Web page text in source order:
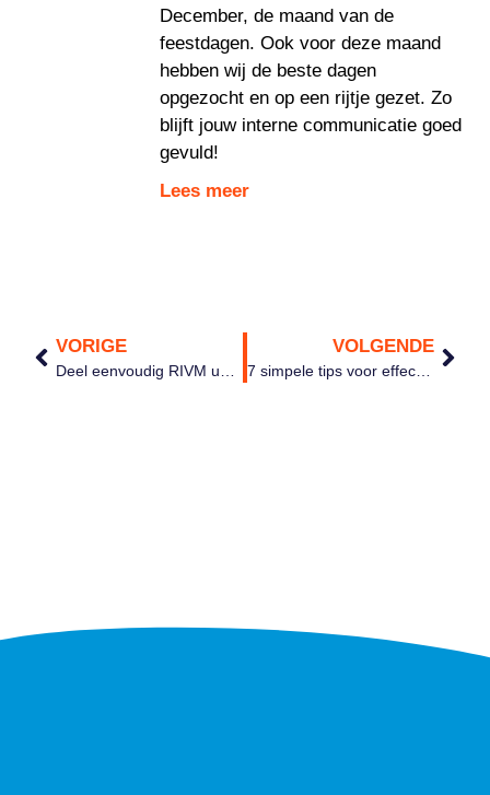
December, de maand van de
feestdagen. Ook voor deze maand
hebben wij de beste dagen
opgezocht en op een rijtje gezet. Zo
blijft jouw interne communicatie goed
gevuld!
Lees meer
VORIGE
Deel eenvoudig RIVM updates over het Coronavirus in MediaMyne
VOLGENDE
7 simpele tips voor effectieve communicatie met thuiswerkers